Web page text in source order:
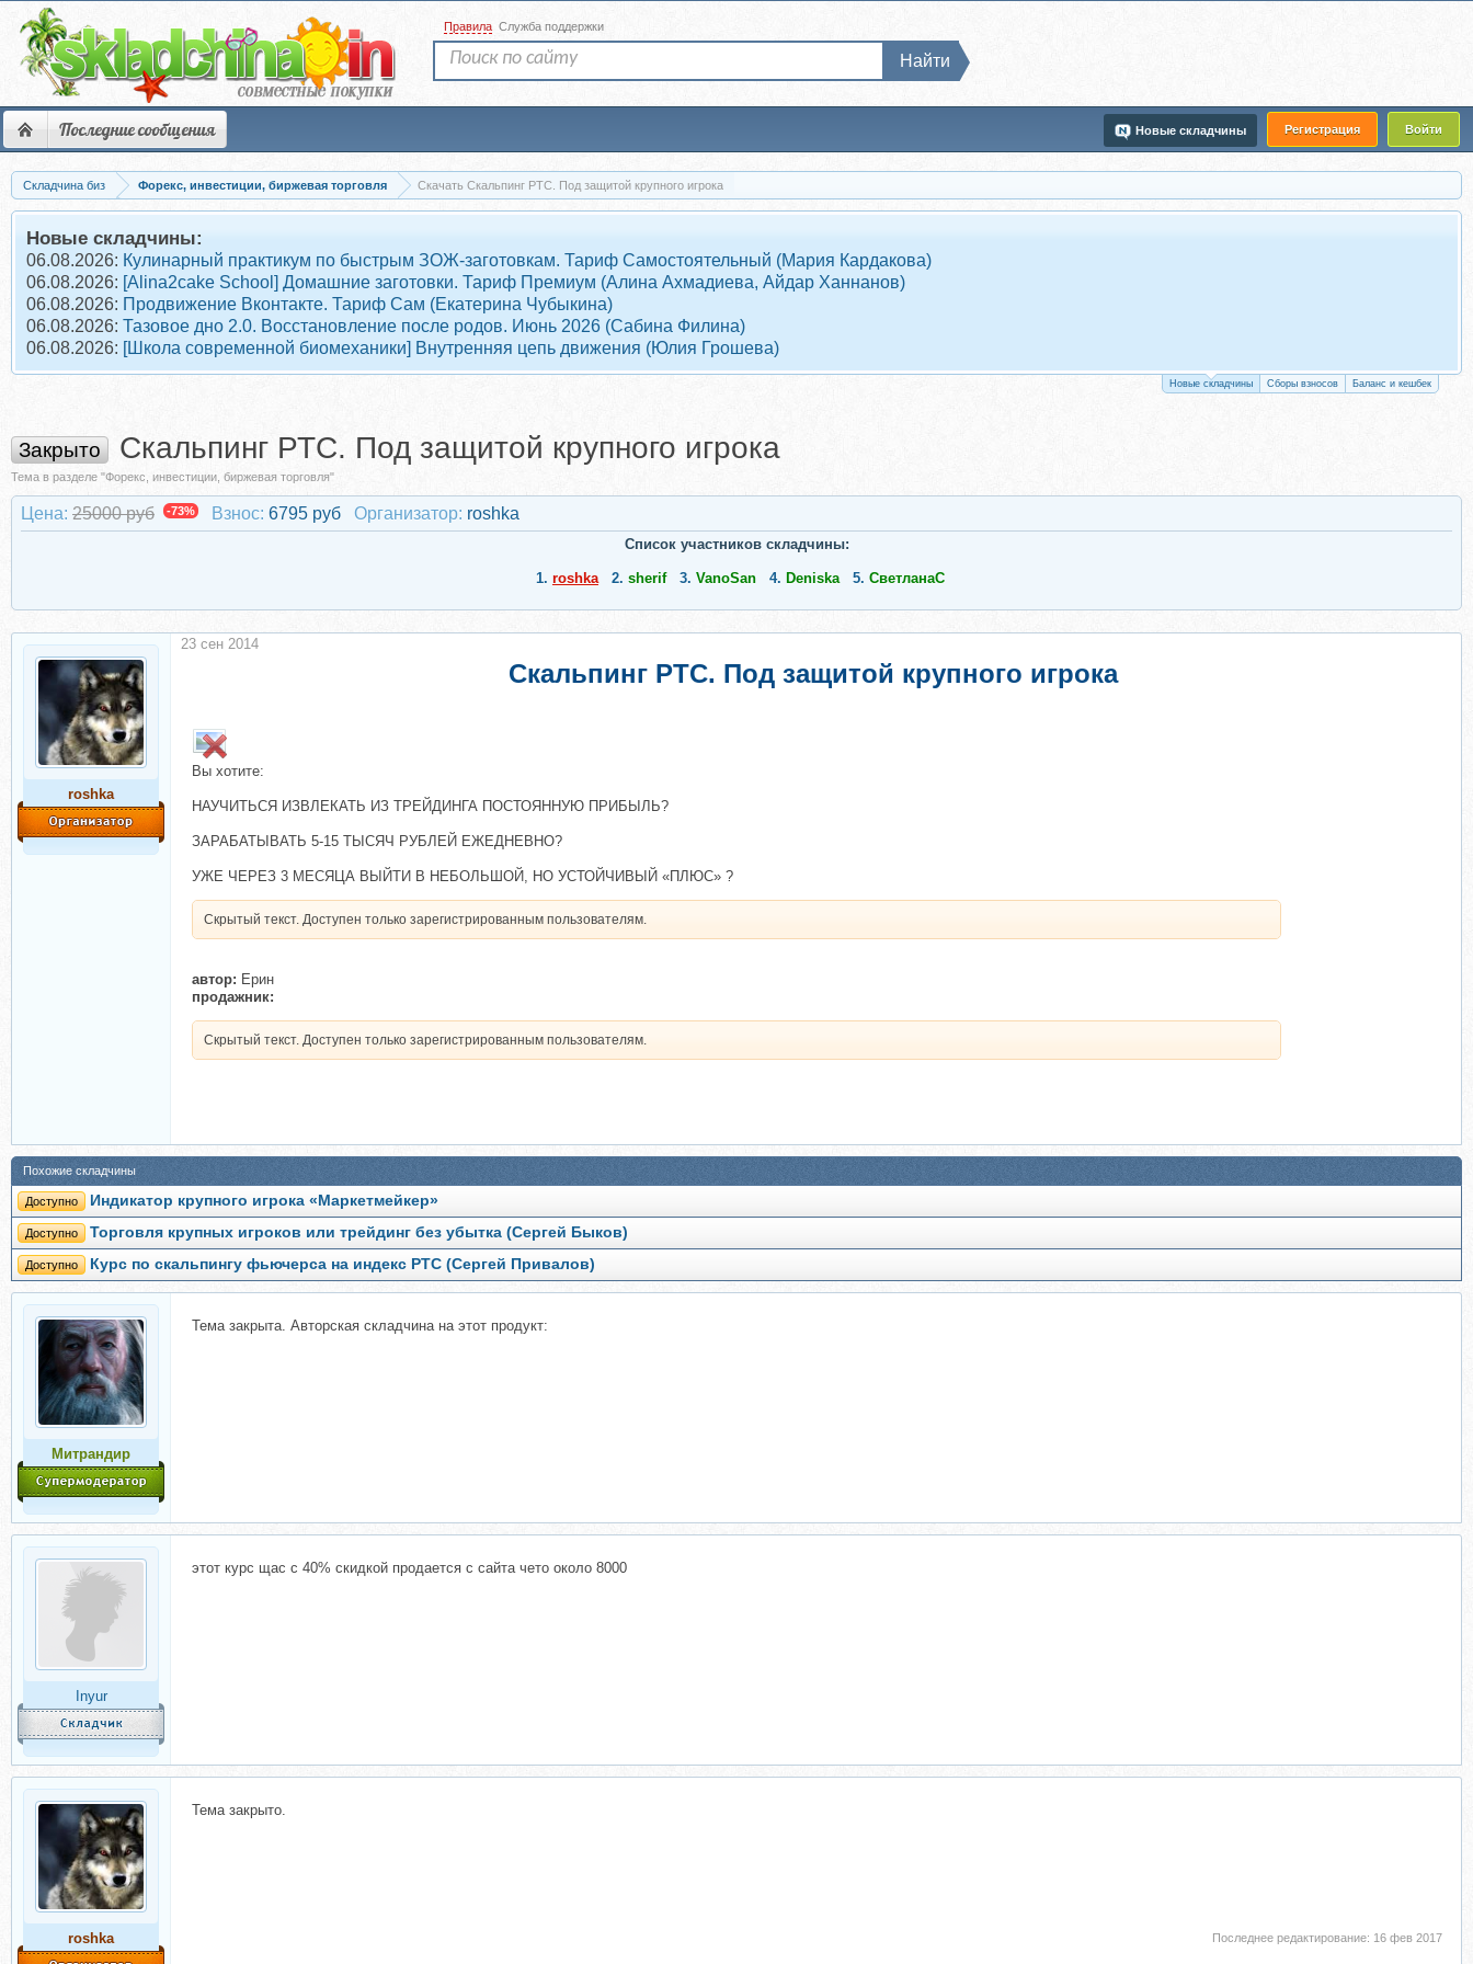
Последние сообщения Регистрация Войти
Новые складчины
Правила Служба поддержки
Найти
Складчина биз Форекс, инвестиции, биржевая торговля Скачать Скальпинг РТС. Под защитой крупного игрока
Новые складчины:
06.08.2026: Кулинарный практикум по быстрым ЗОЖ-заготовкам. Тариф Самостоятельный (Мария Кардакова)
06.08.2026: [Alina2cake School] Домашние заготовки. Тариф Премиум (Алина Ахмадиева, Айдар Ханнанов)
06.08.2026: Продвижение Вконтакте. Тариф Сам (Екатерина Чубыкина)
06.08.2026: Тазовое дно 2.0. Восстановление после родов. Июнь 2026 (Сабина Филина)
06.08.2026: [Школа современной биомеханики] Внутренняя цепь движения (Юлия Грошева)
Новые складчины Сборы взносов Баланс и кешбек
Закрыто Скальпинг РТС. Под защитой крупного игрока
Тема в разделе "Форекс, инвестиции, биржевая торговля"
Цена: 25000 руб -73% Взнос: 6795 руб Организатор: roshka
Список участников складчины:
1. roshka 2. sherif 3. VanoSan 4. Deniska 5. СветланаС
roshka
Скальпинг РТС. Под защитой крупного игрока
Вы хотите:
НАУЧИТЬСЯ ИЗВЛЕКАТЬ ИЗ ТРЕЙДИНГА ПОСТОЯННУЮ ПРИБЫЛЬ?
ЗАРАБАТЫВАТЬ 5-15 ТЫСЯЧ РУБЛЕЙ ЕЖЕДНЕВНО?
УЖЕ ЧЕРЕЗ 3 МЕСЯЦА ВЫЙТИ В НЕБОЛЬШОЙ, НО УСТОЙЧИВЫЙ «ПЛЮС» ?
Скрытый текст. Доступен только зарегистрированным пользователям.
автор: Ерин
продажник:
Скрытый текст. Доступен только зарегистрированным пользователям.
23 сен 2014
Похожие складчины
Доступно Индикатор крупного игрока «Маркетмейкер»
Доступно Торговля крупных игроков или трейдинг без убытка (Сергей Быков)
Доступно Курс по скальпингу фьючерса на индекс РТС (Сергей Привалов)
Митрандир
Тема закрыта. Авторская складчина на этот продукт:
Inyur
этот курс щас с 40% скидкой продается с сайта чето около 8000
roshka
Тема закрыто.
Последнее редактирование: 16 фев 2017